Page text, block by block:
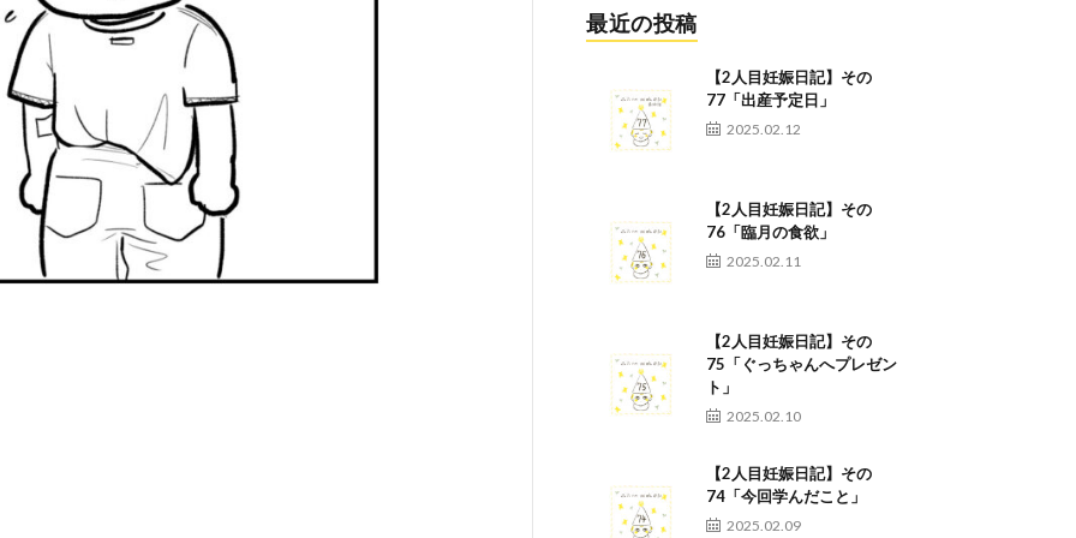
最近の投稿
【2人目妊娠日記】その
77「出産予定日」
2025.02.12
【2人目妊娠日記】その
76「臨月の食欲」
2025.02.11
【2人目妊娠日記】その
75「ぐっちゃんへプレゼン
ト」
2025.02.10
【2人目妊娠日記】その
74「今回学んだこと」
2025.02.09